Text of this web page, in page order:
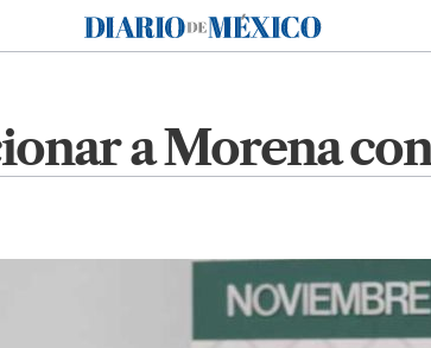
Diario de México
a Morena